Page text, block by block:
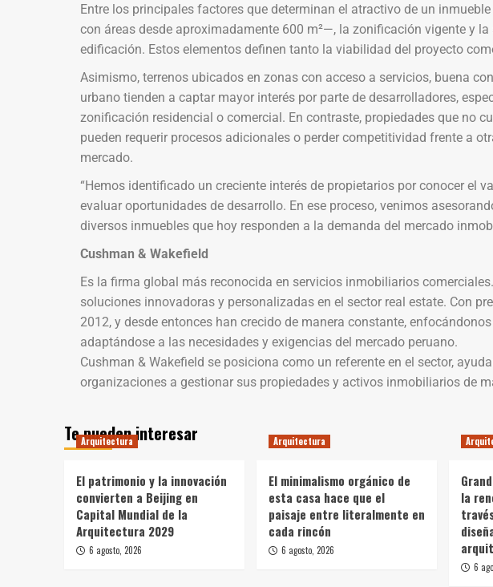
Entre los principales factores que determinan el atractivo de un
con áreas desde aproximadamente 600 m²—, la zonificación vigente y
edificación. Estos elementos definen tanto la viabilidad del proyecto
Asimismo, terrenos ubicados en zonas con acceso a servicios, buena
urbano tienden a captar mayor interés por parte de desarrolladores,
zonificación residencial o comercial. En contraste, propiedades que no
pueden requerir procesos adicionales o perder competitividad frente a
mercado.
“Hemos identificado un creciente interés de propietarios por conocer el
evaluar oportunidades de desarrollo. En ese proceso, venimos
diversos inmuebles que hoy responden a la demanda del mercado
Cushman & Wakefield
Es la firma global más reconocida en servicios inmobiliarios
soluciones innovadoras y personalizadas en el sector real estate. Con
2012, y desde entonces han crecido de manera constante,
adaptándose a las necesidades y exigencias del mercado peruano.
Cushman & Wakefield se posiciona como un referente en el sector,
organizaciones a gestionar sus propiedades y activos inmobiliarios de
Te pueden interesar
Arquitectura
El patrimonio y la innovación
convierten a Beijing en
Capital Mundial de la
Arquitectura 2029
6 agosto, 2026
Arquitectura
El minimalismo orgánico de
esta casa hace que el
paisaje entre literalmente en
cada rincón
6 agosto, 2026
la
6